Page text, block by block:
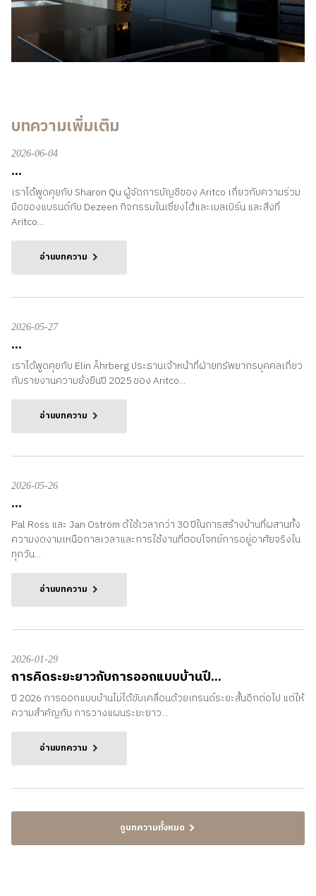
บทความเพิ่มเติม
2026-06-04
...
เราได้พูดคุยกับ Sharon Qu ผู้จัดการบัญชีของ Aritco เกี่ยวกับความร่วม
มือของแบรนด์กับ Dezeen กิจกรรมในเซี่ยงไฮ้และเมลเบิร์น และสิ่งที่
Aritco...
อ่านบทความ
2026-05-27
...
เราได้พูดคุยกับ Elin Åhrberg ประธานเจ้าหน้าที่ฝ่ายทรัพยากรบุคคลเกี่ยว
กับรายงานความยั่งยืนปี 2025 ของ Aritco...
อ่านบทความ
2026-05-26
...
Pal Ross และ Jan Oström ด้ใช้เวลากว่า 30 ปีในการสร้างบ้านที่ผสานทั้ง
ความงดงามเหนือกาลเวลาและการใช้งานที่ตอบโจทย์การอยู่อาศัยจริงใน
ทุกวัน...
อ่านบทความ
2026-01-29
การคิดระยะยาวกับการออกแบบบ้านปี...
ปี 2026 การออกแบบบ้านไม่ได้ขับเคลื่อนด้วยเทรนด์ระยะสั้นอีกต่อไป แต่ให้
ความสำคัญกับ การวางแผนระยะยาว...
อ่านบทความ
ดูบทความทั้งหมด